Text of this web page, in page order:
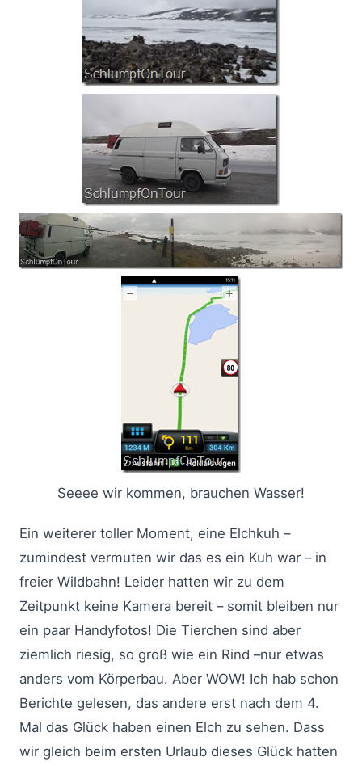
Seeee wir kommen, brauchen Wasser!
Ein weiterer toller Moment, eine Elchkuh –
zumindest vermuten wir das es ein Kuh war – in
freier Wildbahn! Leider hatten wir zu dem
Zeitpunkt keine Kamera bereit – somit bleiben nur
ein paar Handyfotos! Die Tierchen sind aber
ziemlich riesig, so groß wie ein Rind –nur etwas
anders vom Körperbau. Aber WOW! Ich hab schon
Berichte gelesen, das andere erst nach dem 4.
Mal das Glück haben einen Elch zu sehen. Dass
wir gleich beim ersten Urlaub dieses Glück hatten